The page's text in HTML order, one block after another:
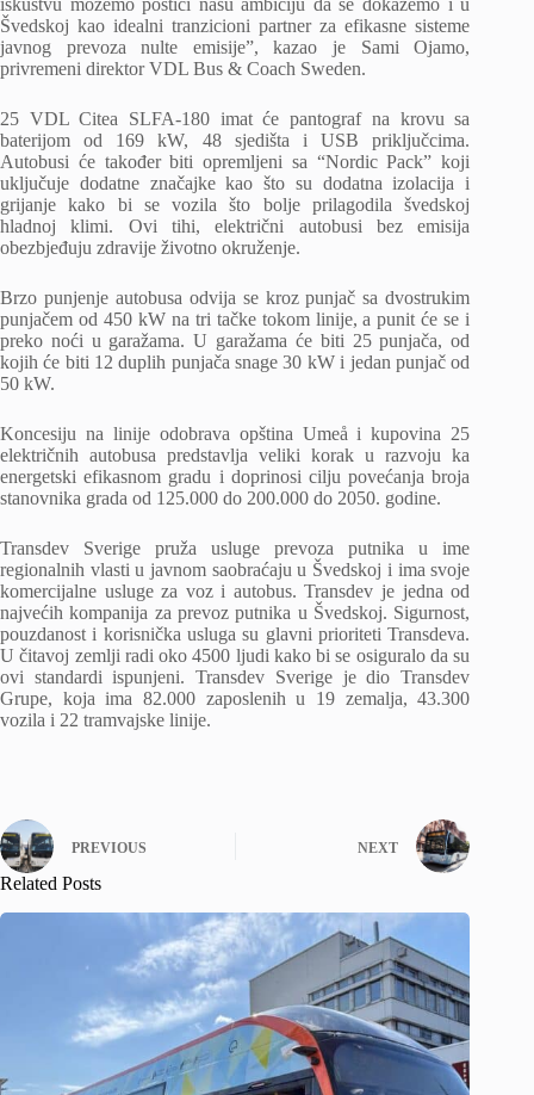
iskustvu možemo postići našu ambiciju da se dokažemo i u
Švedskoj kao idealni tranzicioni partner za efikasne sisteme
javnog prevoza nulte emisije”, kazao je Sami Ojamo,
privremeni direktor VDL Bus & Coach Sweden.
25 VDL Citea SLFA-180 imat će pantograf na krovu sa
baterijom od 169 kW, 48 sjedišta i USB priključcima.
Autobusi će također biti opremljeni sa “Nordic Pack” koji
uključuje dodatne značajke kao što su dodatna izolacija i
grijanje kako bi se vozila što bolje prilagodila švedskoj
hladnoj klimi. Ovi tihi, električni autobusi bez emisija
obezbjeđuju zdravije životno okruženje.
Brzo punjenje autobusa odvija se kroz punjač sa dvostrukim
punjačem od 450 kW na tri tačke tokom linije, a punit će se i
preko noći u garažama. U garažama će biti 25 punjača, od
kojih će biti 12 duplih punjača snage 30 kW i jedan punjač od
50 kW.
Koncesiju na linije odobrava opština Umeå i kupovina 25
električnih autobusa predstavlja veliki korak u razvoju ka
energetski efikasnom gradu i doprinosi cilju povećanja broja
stanovnika grada od 125.000 do 200.000 do 2050. godine.
Transdev Sverige pruža usluge prevoza putnika u ime
regionalnih vlasti u javnom saobraćaju u Švedskoj i ima svoje
komercijalne usluge za voz i autobus. Transdev je jedna od
najvećih kompanija za prevoz putnika u Švedskoj. Sigurnost,
pouzdanost i korisnička usluga su glavni prioriteti Transdeva.
U čitavoj zemlji radi oko 4500 ljudi kako bi se osiguralo da su
ovi standardi ispunjeni. Transdev Sverige je dio Transdev
Grupe, koja ima 82.000 zaposlenih u 19 zemalja, 43.300
vozila i 22 tramvajske linije.
PREVIOUS NEXT
Related Posts